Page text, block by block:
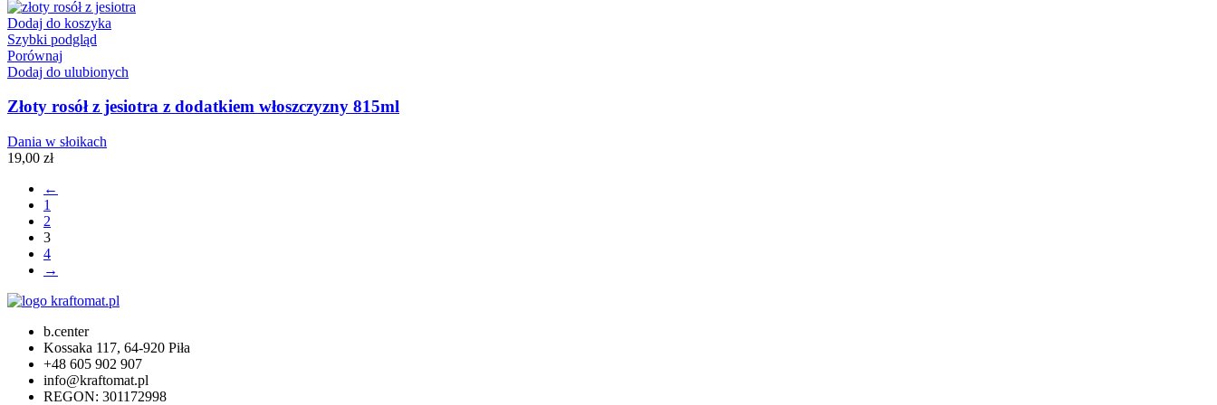
Dodaj do koszyka
Szybki podgląd
Porównaj
Dodaj do ulubionych
Złoty rosół z jesiotra z dodatkiem włoszczyzny 815ml
Dania w słoikach
19,00 zł
←
1
2
3
4
→
b.center
Kossaka 117, 64-920 Piła
+48 605 902 907
info@kraftomat.pl
REGON: 301172998